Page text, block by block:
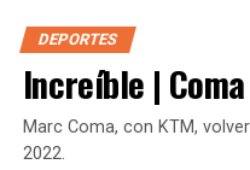
DEPORTES
Increíble |
Marc Coma, con KTM,
2022.